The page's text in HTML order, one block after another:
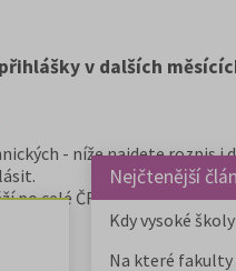
v dalších
- níže najdete rozpis i
po celé ČR.
i během léta.
a další možnosti mimo
Nejčtenější
Kdy vysoké
Na které fakulty